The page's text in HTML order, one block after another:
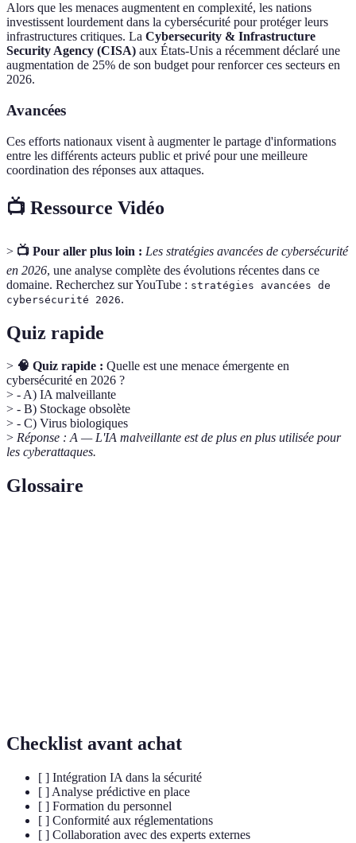
Alors que les menaces augmentent en complexité, les nations
investissent lourdement dans la cybersécurité pour protéger leurs
infrastructures critiques. La Cybersecurity & Infrastructure
Security Agency (CISA) aux États-Unis a récemment déclaré une
augmentation de 25% de son budget pour renforcer ces secteurs en
2026.
Avancées
Ces efforts nationaux visent à augmenter le partage d'informations
entre les différents acteurs public et privé pour une meilleure
coordination des réponses aux attaques.
📺 Ressource Vidéo
> 📺 Pour aller plus loin : Les stratégies avancées de cybersécurité
en 2026, une analyse complète des évolutions récentes dans ce
domaine. Recherchez sur YouTube : stratégies avancées de
cybersécurité 2026.
Quiz rapide
> 🧠 Quiz rapide : Quelle est une menace émergente en
cybersécurité en 2026 ?
> - A) IA malveillante
> - B) Stockage obsolète
> - C) Virus biologiques
> Réponse : A — L'IA malveillante est de plus en plus utilisée pour
les cyberattaques.
Glossaire
Checklist avant achat
[ ] Intégration IA dans la sécurité
[ ] Analyse prédictive en place
[ ] Formation du personnel
[ ] Conformité aux réglementations
[ ] Collaboration avec des experts externes